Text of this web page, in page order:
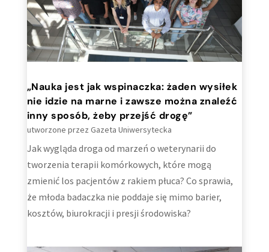
„Nauka jest jak wspinaczka: żaden wysiłek
nie idzie na marne i zawsze można znaleźć
inny sposób, żeby przejść drogę”
utworzone przez Gazeta Uniwersytecka
Jak wygląda droga od marzeń o weterynarii do
tworzenia terapii komórkowych, które mogą
zmienić los pacjentów z rakiem płuca? Co sprawia,
że młoda badaczka nie poddaje się mimo barier,
kosztów, biurokracji i presji środowiska?